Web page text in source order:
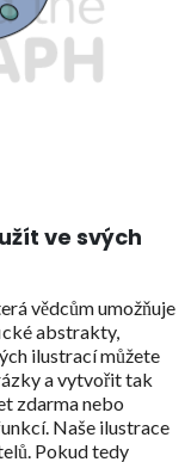
ve svých
vědcům umožňuje
abstrakty,
ilustrací můžete
a vytvořit tak
zdarma nebo
Naše ilustrace
Pokud tedy